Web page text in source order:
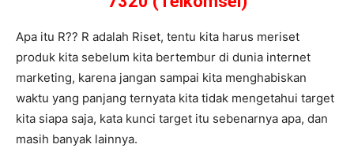
Apa itu R?? R adalah Riset, tentu kita harus meriset
produk kita sebelum kita bertembur di dunia internet
marketing, karena jangan sampai kita menghabiskan
waktu yang panjang ternyata kita tidak mengetahui target
kita siapa saja, kata kunci target itu sebenarnya apa, dan
masih banyak lainnya.